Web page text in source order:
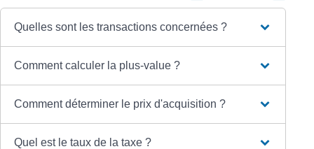
Quelles sont les transactions concernées ?
Comment calculer la plus-value ?
Comment déterminer le prix d'acquisition ?
Quel est le taux de la taxe ?